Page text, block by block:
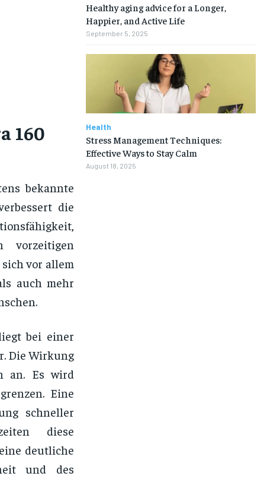
160
bekannte
die
vorzeitigen
vor allem
auch mehr
bei einer
Die Wirkung
an. Es wird
Eine
schneller
diese
deutliche
und des
Healthy aging advice for a Longer,
Happier, and Active Life
September 5, 2025
Health
Stress Management Techniques:
Effective Ways to Stay Calm
August 18, 2025